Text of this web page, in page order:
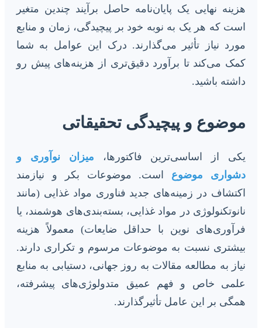
هزینه نهایی یک پایان‌نامه حاصل برآیند چندین متغیر
است که هر یک به نوبه خود بر پیچیدگی، زمان و منابع
مورد نیاز تأثیر می‌گذارند. درک این عوامل به شما
کمک می‌کند تا برآورد دقیق‌تری از هزینه‌های پیش رو
داشته باشید.
موضوع و پیچیدگی تحقیقاتی
یکی از اساسی‌ترین فاکتورها، میزان نوآوری و
دشواری موضوع است. موضوعات بکر و نیازمند
اکتشاف در زمینه‌های جدید فناوری مواد غذایی (مانند
نانوتکنولوژی در مواد غذایی، بسته‌بندی‌های هوشمند، یا
فرآوری‌های نوین با حداقل ضایعات) معمولاً هزینه
بیشتری نسبت به موضوعات مرسوم و تکراری دارند.
نیاز به مطالعه مقالات به روز جهانی، دستیابی به منابع
علمی خاص و فهم عمیق متدولوژی‌های پیشرفته،
همگی بر این عامل تأثیرگذارند.